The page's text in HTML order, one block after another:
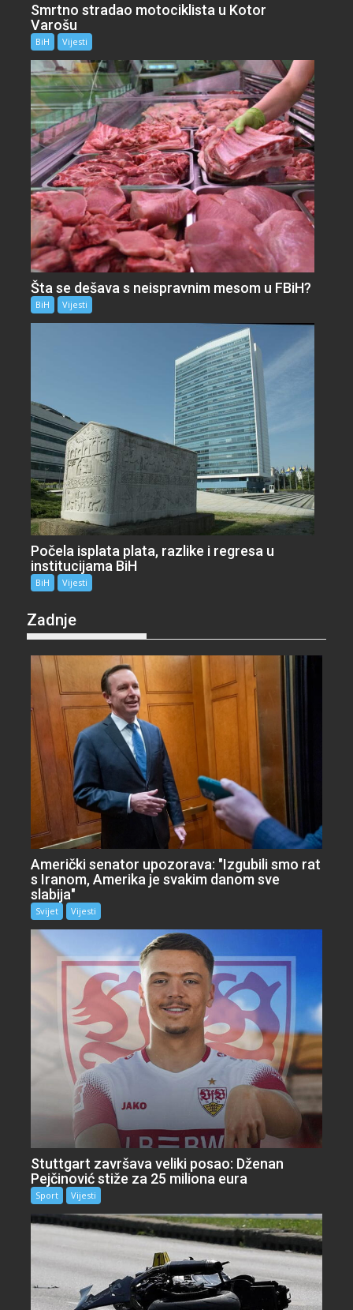
Smrtno stradao motociklista u Kotor
Varošu
BiH Vijesti
Šta se dešava s neispravnim mesom u FBiH?
BiH Vijesti
Počela isplata plata, razlike i regresa u
institucijama BiH
BiH Vijesti
Zadnje
Američki senator upozorava: "Izgubili smo rat
s Iranom, Amerika je svakim danom sve
slabija"
Svijet Vijesti
Stuttgart završava veliki posao: Dženan
Pejčinović stiže za 25 miliona eura
Sport Vijesti